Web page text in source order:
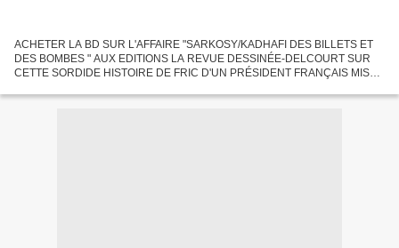
ACHETER LA BD SUR L'AFFAIRE "SARKOSY/KADHAFI DES BILLETS ET
DES BOMBES " AUX EDITIONS LA REVUE DESSINÉE-DELCOURT SUR
CETTE SORDIDE HISTOIRE DE FRIC D'UN PRÉSIDENT FRANÇAIS MIS
CAMPAGNE ÉLECTORALE,...